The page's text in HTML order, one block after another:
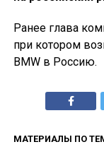
Ранее глава
при котором
BMW в Россию.
МАТЕРИАЛЫ ПО